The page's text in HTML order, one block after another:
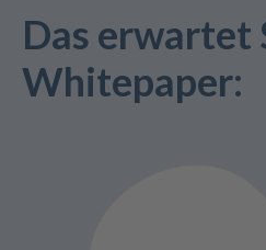
Das erwartet
Whitepaper: